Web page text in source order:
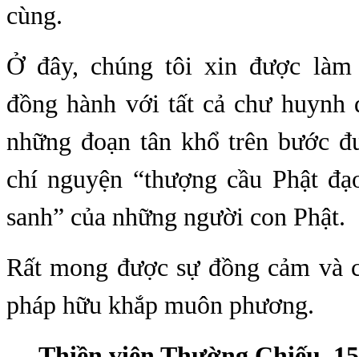
cùng.
Ở đây, chúng tôi xin được
đồng hành với tất cả chư huynh
những đoạn tân khổ trên bước
chí nguyện “thượng cầu Phật
sanh” của những người con Phật.
Rất mong được sự đồng cảm và
pháp hữu khắp muôn phương.